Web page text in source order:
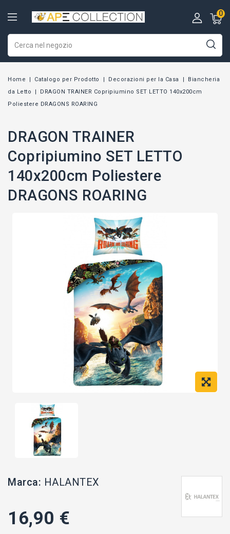
0
Home Catalogo per Prodotto Decorazioni per la Casa
Biancheria
da Letto
DRAGON TRAINER Copripiumino SET LETTO 140x200cm
Poliestere DRAGONS ROARING
DRAGON TRAINER
Copripiumino SET LETTO
140x200cm Poliestere
DRAGONS ROARING
Marca: HALANTEX
16,90 €